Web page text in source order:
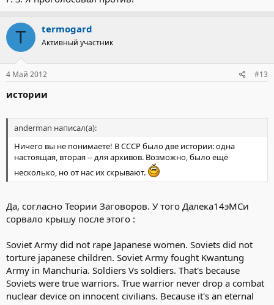
T termogard
Активный участник
4 Май 2012 #13
истории
anderman написал(а):
Ничего вы не понимаете! В СССР было две истории: одна
настоящая, вторая -- для архивов. Возможно, было ещё
несколько, но от нас их скрывают.
Да, согласно Теории Заговоров. У того Далека14эМСи
сорвало крышу после этого :
Soviet Army did not rape Japanese women. Soviets did not
torture japanese children. Soviet Army fought Kwantung
Army in Manchuria. Soldiers Vs soldiers. That's because
Soviets were true warriors. True warrior never drop a combat
nuclear device on innocent civilians. Because it's an eternal